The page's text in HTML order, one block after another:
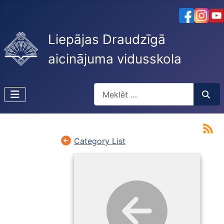
Liepājas Draudzīgā
aicinājuma vidusskola
Type 2 or more characters for
Category List